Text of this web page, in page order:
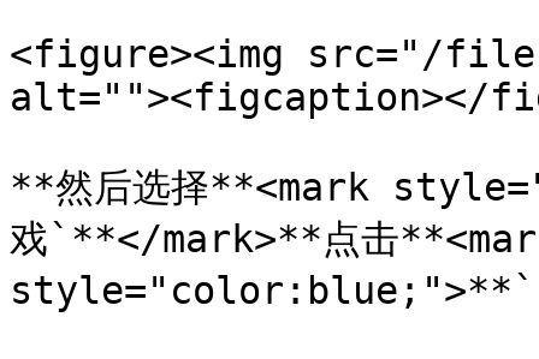
<figure><img src="/files/
alt=""><figcaption></
**然后选择**<mark
戏`**</mark>**点击